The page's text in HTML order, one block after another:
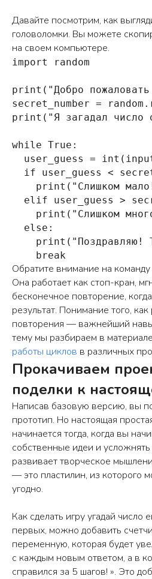
Давайте посмотрим, как
головоломки. Вы можете
на своем компьютере.
import random
print("Добро
secret_number =
print("Я загадал число
while True:
user_guess =
if user_guess <
print("Слишком
elif user_guess >
print("Слишком
  else:
print("Поздравляю!
    break
Обратите внимание на
Она работает как стоп-кран,
бесконечное повторение,
результат. Понимание того,
повторения — важнейший
тему мы разбираем в
работы циклов в различных
Прокачиваем
поделки к
Написав базовую версию, вы
прототип. Но настоящая
начинается тогда, когда вы
собственные идеи и
развивает творческое
— это пластилин, из которого
угодно.
Как сделать игру угадай
первых, можно добавить
переменную, которая будет
с каждым новым ответом, а в
справился за 5 шагов! ». Это